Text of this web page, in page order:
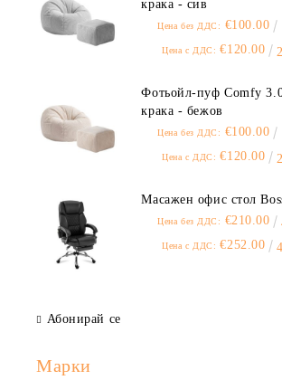
крака - сив
Цена без ДДС: €100.00
Цена с ДДС: €120.00
Фотьойл-пуф Comfy 3.0
крака - бежов
Цена без ДДС: €100.00
Цена с ДДС: €120.00
Масажен офис стол
Цена без ДДС: €210.00
Цена с ДДС: €252.00
Абонирай се
Марки